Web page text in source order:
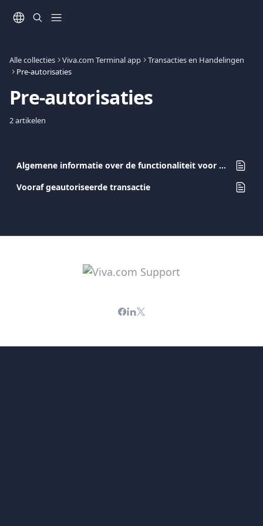
Alle collecties Viva.com Terminal app
Transacties en Handelingen
Pre-autorisaties
Pre-autorisaties
2 artikelen
Algemene informatie over de functionaliteit voor pre-autorisatie
Vooraf geautoriseerde transactie